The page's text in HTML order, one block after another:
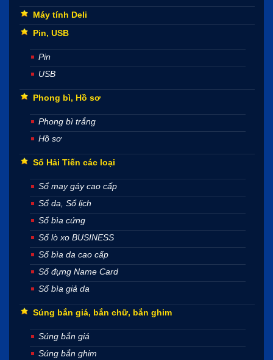
Máy tính Deli
Pin, USB
Pin
USB
Phong bì, Hồ sơ
Phong bì trắng
Hồ sơ
Sổ Hải Tiến các loại
Sổ may gáy cao cấp
Sổ da, Sổ lịch
Sổ bìa cứng
Sổ lò xo BUSINESS
Sổ bìa da cao cấp
Sổ đựng Name Card
Sổ bìa giả da
Súng bắn giá, bắn chữ, bắn ghim
Súng bắn giá
Súng bắn ghim